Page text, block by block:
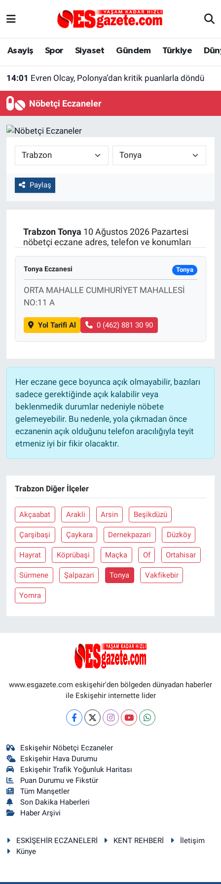
Asayiş Spor Siyaset Gündem Türkiye
14:01 Evren Olcay, Polonya’dan kritik puanlarla döndü
Nöbetçi Eczaneler
Paylaş
Trabzon Tonya 10 Ağustos 2026 Pazartesi
nöbetçi eczane adres, telefon ve konumları
Tonya Eczanesi Tonya
ORTA MAHALLE CUMHURİYET MAHALLESİ
NO:11 A
Yol Tarifi Al 0 (462) 881 30 90
Her eczane gece boyunca açık olmayabilir, bazıları
sadece gerektiğinde açık kalabilir veya
beklenmedik durumlar nedeniyle nöbete
gelemeyebilir. Bu nedenle, yola çıkmadan önce
eczanenin açık olduğunu telefon aracılığıyla teyit
etmeniz iyi bir fikir olacaktır.
Trabzon Diğer İlçeler
Akçaabat Arakli Arsin Beşikdüzü
Çarşibaşi Çaykara Dernekpazari Düzköy
Hayrat Köprübaşi Maçka Of Ortahisar
Sürmene Şalpazari Tonya Vakfikebir
Yomra
www.esgazete.com eskişehir'den bölgeden dünyadan haberler
ile Eskişehir internette lider
Eskişehir Nöbetçi Eczaneler
Eskişehir Hava Durumu
Eskişehir Trafik Yoğunluk Haritası
Puan Durumu ve Fikstür
Tüm Manşetler
Son Dakika Haberleri
Haber Arşivi
ESKİŞEHİR ECZANELERİ KENT REHBERİ
İletişim
Künye
Asayiş
Türkiye
Dünya
Sağlık
Yaşam
Eskişehir Arşivi
Röportaj
Ekonomi
Politika
Bilecik
Kütahya
Genel
Çevre
Yerel
Magazin
Bilim ve Teknoloji
Eskişehir Nöbetçi Eczaneler
Tüm Manşetler
Son Dakika Haberleri
Haber Arşivi